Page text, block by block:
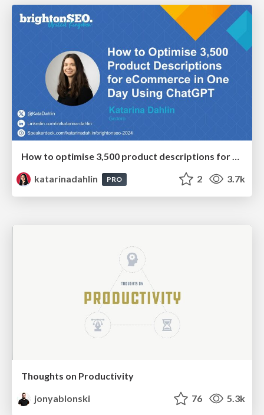
How to optimise 3,500 product descriptions for ecommerce in one day using ChatGPT
katarinadahlin
PRO 2 3.7k
Thoughts on Productivity
jonyablonski
76 5.3k